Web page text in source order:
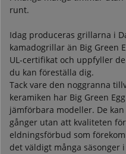
runt.
Idag produceras grillarna i
kamadogrillar än Big Green
UL-certifikat och uppfyller
du kan föreställa dig.
Tack vare den noggranna
keramiken har Big Green
jämförbara modeller. De
gånger utan att kvaliteten
eldningsförbud som
det väldigt många säsonger